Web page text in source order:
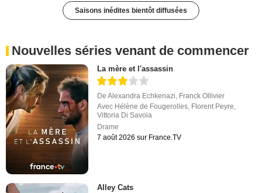
Saisons inédites bientôt diffusées
Nouvelles séries venant de commencer
La mère et l'assassin
DeAlexandra Echkenazi Franck Ollivier
Avec Hélène de Fougerolles Florent Peyre
Vittoria Di Savoia
Drame
7 août 2026 sur France.TV
Alley Cats